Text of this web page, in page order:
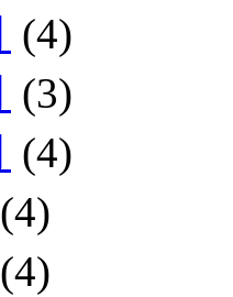
(4)
(3)
(4)
(4)
(4)